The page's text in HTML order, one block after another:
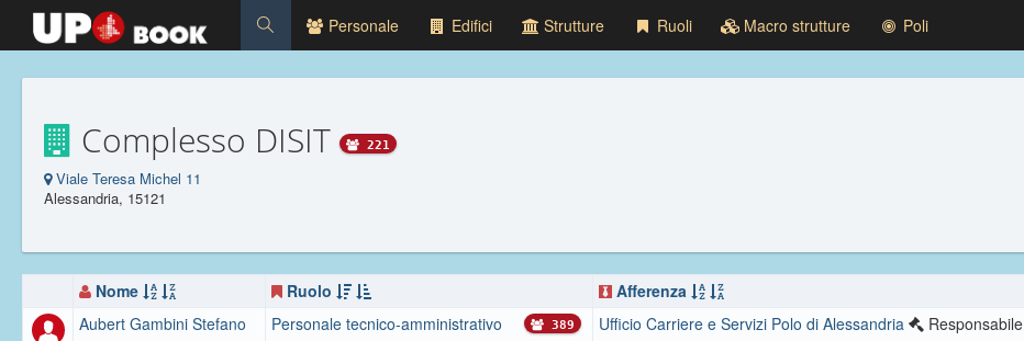
Personale Edifici Strutture Ruoli Macro strutture Poli
Complesso DISIT 221
Viale Teresa Michel 11
Alessandria, 15121
Nome Ruolo Afferenza
Aubert Gambini Stefano
Personale tecnico-amministrativo 389 Ufficio Carriere e Servizi Polo di Alessandria Responsabile